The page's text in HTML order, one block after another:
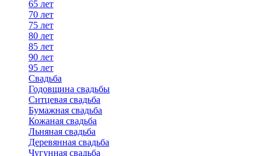
65 лет
70 лет
75 лет
80 лет
85 лет
90 лет
95 лет
Свадьба
Годовщина свадьбы
Ситцевая свадьба
Бумажная свадьба
Кожаная свадьба
Льняная свадьба
Деревянная свадьба
Чугунная свадьба